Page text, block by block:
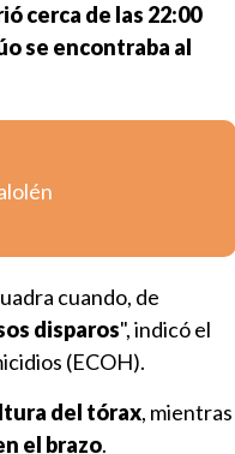
cerca de las 22:00
se encontraba al
cuando, de
disparos", indicó el
(ECOH).
del tórax, mientras
el brazo.